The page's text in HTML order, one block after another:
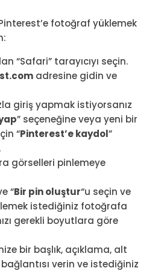
fotoğraf yüklemek
“Safari” tarayıcıyı seçin.
adresine gidin ve
giriş yapmak istiyorsanız
” seçeneğine veya yeni bir
“Pinterest’e kaydol”
görselleri pinlemeye
“Bir pin oluştur“u seçin ve
istediğiniz fotoğrafa
gerekli boyutlara göre
bir başlık, açıklama, alt
verin ve istediğiniz